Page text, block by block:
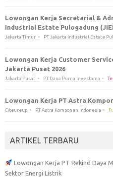
Lowongan Kerja Secretarial &
Industrial Estate Pulogadung
Jakarta Timur PT Jakarta Industrial Estate
Lowongan Kerja Customer
Jakarta Pusat 2026
Jakarta Pusat PT Dana Purna Investama
Lowongan Kerja PT Astra
Citeureup PT Astra Komponen Indonesia
ARTIKEL TERBARU
Lowongan Kerja PT Rekind Daya
Sektor Energi Listrik